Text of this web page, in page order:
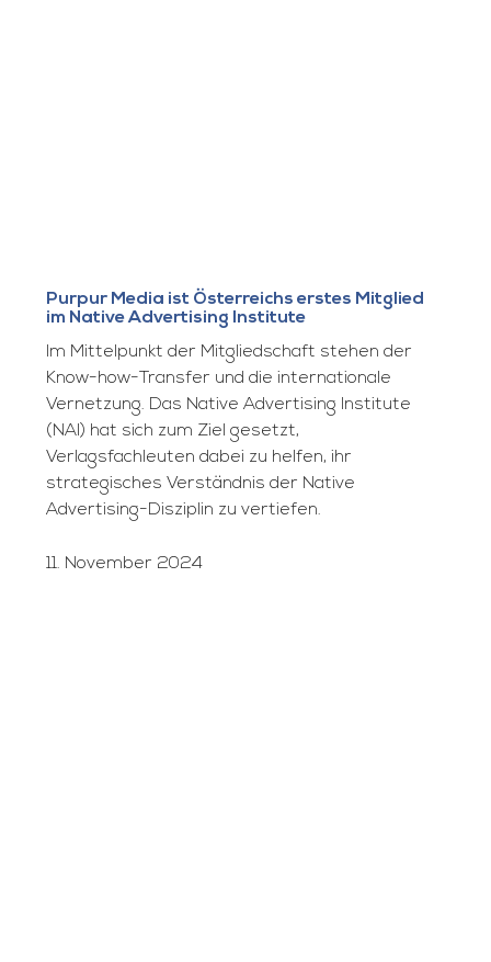
Purpur Media ist Österreichs erstes Mitglied
im Native Advertising Institute
Im Mittelpunkt der Mitgliedschaft stehen der
Know-how-Transfer und die internationale
Vernetzung. Das Native Advertising Institute
(NAI) hat sich zum Ziel gesetzt,
Verlagsfachleuten dabei zu helfen, ihr
strategisches Verständnis der Native
Advertising-Disziplin zu vertiefen.
11. November 2024